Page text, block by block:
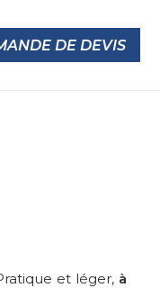
DE DEVIS
et léger, à